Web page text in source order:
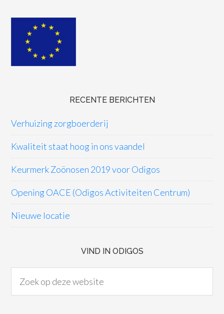
RECENTE BERICHTEN
Verhuizing zorgboerderij
Kwaliteit staat hoog in ons vaandel
Keurmerk Zoönosen 2019 voor Odigos
Opening OACE (Odigos Activiteiten Centrum)
Nieuwe locatie
VIND IN ODIGOS